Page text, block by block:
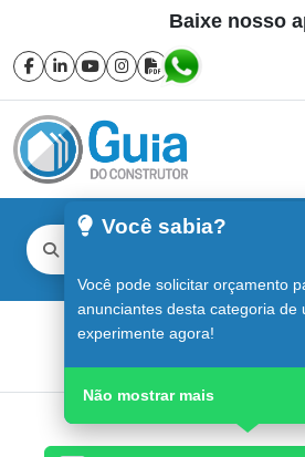
Baixe nosso
Selantes em
Guia do Construtor Guia
Você sabia?
Você pode solicitar orçamento
anunciantes desta categoria de
experimente agora!
Não mostrar mais